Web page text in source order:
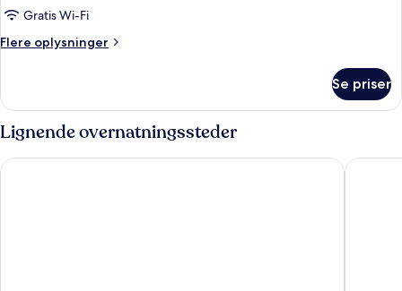
Gratis Wi-Fi
Flere oplysninger
Flere
Se priser
Lignende overnatningssteder
Milling Hotel Vejle